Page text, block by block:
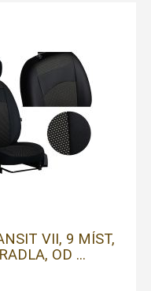
VII, 9 MÍST,
OD ...